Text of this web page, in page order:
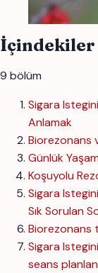
İçindekiler
9 bölüm
Sigara
Anlamak
Biorezonans
Günlük
Koşuyolu
Sigara
Sık Sorulan
Biorezonans
Sigara
seans